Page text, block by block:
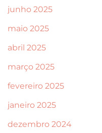
junho 2025
maio 2025
abril 2025
março 2025
fevereiro 2025
janeiro 2025
dezembro 2024